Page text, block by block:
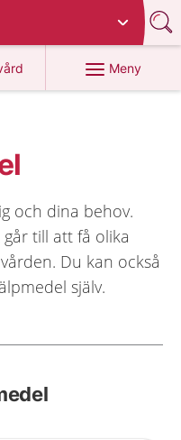
Meny
och dina behov.
till att få olika
Du kan också
själv.